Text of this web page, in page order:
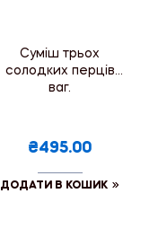
Суміш трьох
солодких перців
ваг.
₴495.00
ДОДАТИ В КОШИК